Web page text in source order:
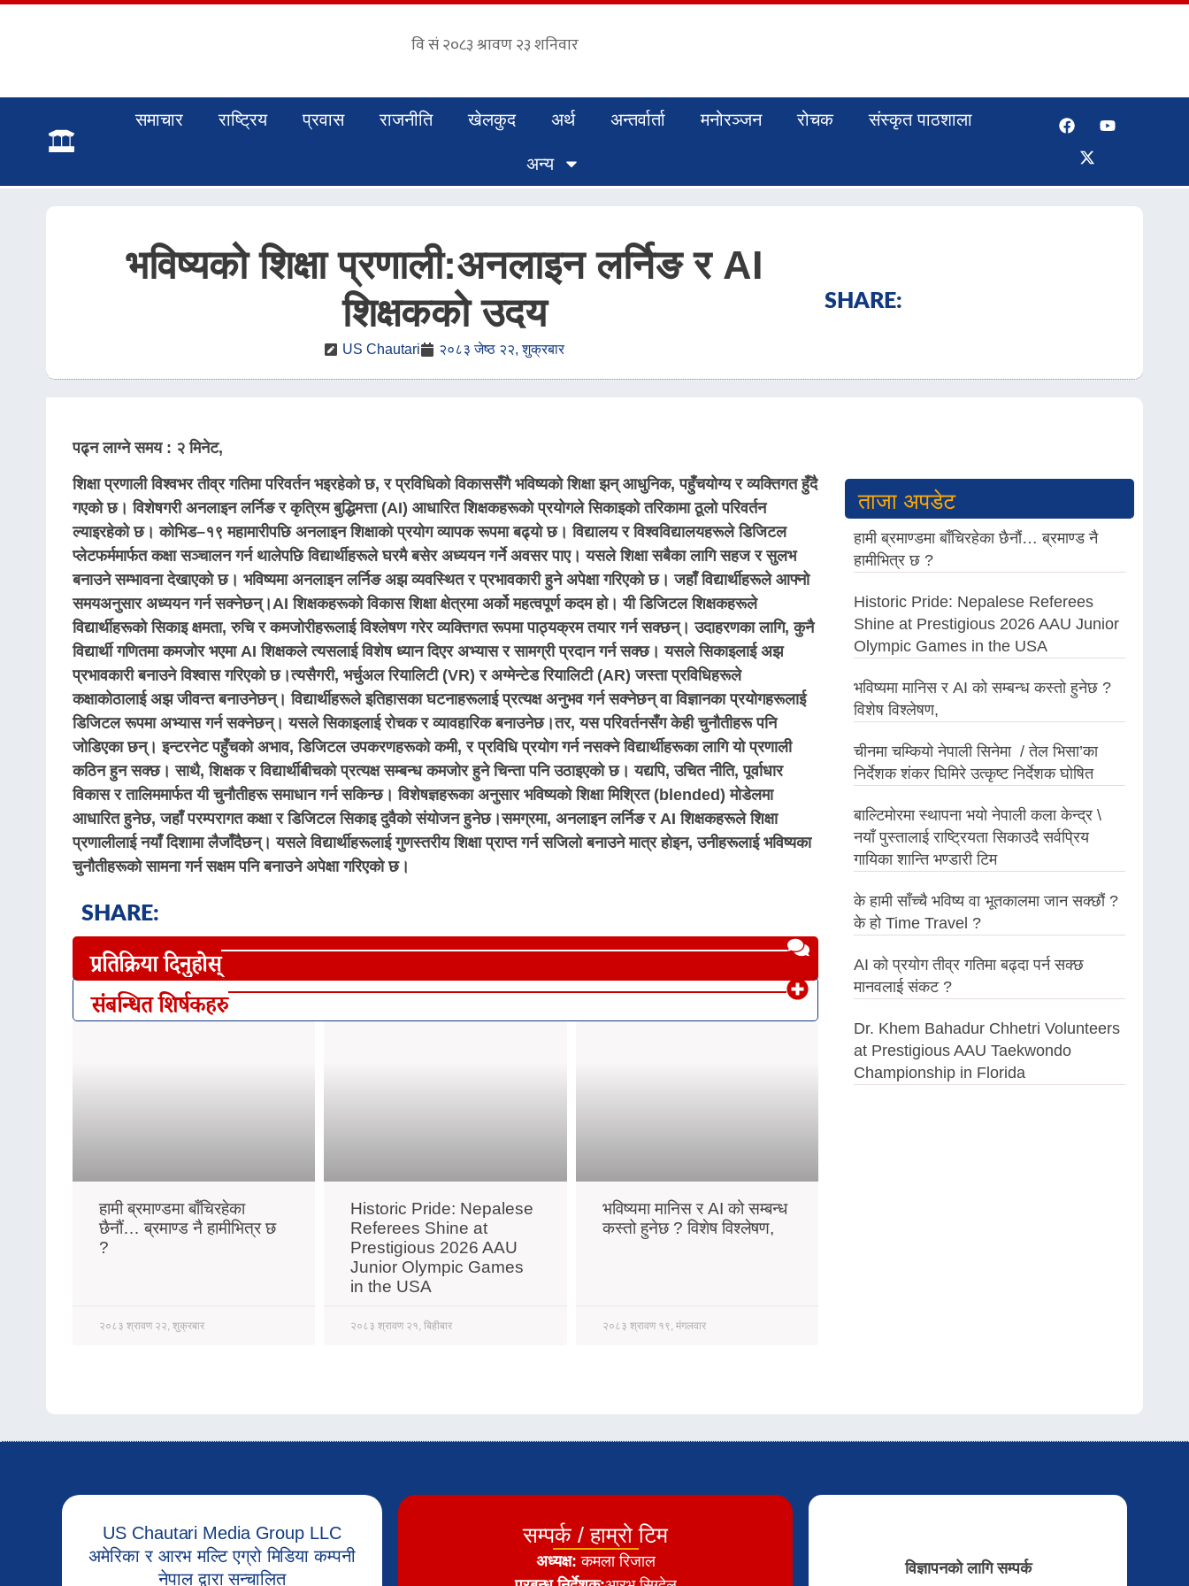
समाचार राष्ट्रिय प्रवास राजनीति खेलकुद अर्थ अन्तर्वार्ता मनोरञ्जन रोचक संस्कृत पाठशाला
अन्य
भविष्यको शिक्षा प्रणाली:अनलाइन लर्निङ र AI
शिक्षकको उदय
US Chautari २०८३ जेष्ठ २२, शुक्रबार
SHARE:
पढ्न लाग्ने समय : २ मिनेट,
शिक्षा प्रणाली विश्वभर तीव्र गतिमा परिवर्तन भइरहेको छ, र प्रविधिको विकाससँगै भविष्यको शिक्षा झन् आधुनिक, पहुँचयोग्य र व्यक्तिगत हुँदै
गएको छ। विशेषगरी अनलाइन लर्निङ र कृत्रिम बुद्धिमत्ता (AI) आधारित शिक्षकहरूको प्रयोगले सिकाइको तरिकामा ठूलो परिवर्तन
ल्याइरहेको छ। कोभिड–१९ महामारीपछि अनलाइन शिक्षाको प्रयोग व्यापक रूपमा बढ्यो छ। विद्यालय र विश्वविद्यालयहरूले डिजिटल
प्लेटफर्ममार्फत कक्षा सञ्चालन गर्न थालेपछि विद्यार्थीहरूले घरमै बसेर अध्ययन गर्ने अवसर पाए। यसले शिक्षा सबैका लागि सहज र सुलभ
बनाउने सम्भावना देखाएको छ। भविष्यमा अनलाइन लर्निङ अझ व्यवस्थित र प्रभावकारी हुने अपेक्षा गरिएको छ। जहाँ विद्यार्थीहरूले आफ्नो
समयअनुसार अध्ययन गर्न सक्नेछन्।AI शिक्षकहरूको विकास शिक्षा क्षेत्रमा अर्को महत्वपूर्ण कदम हो। यी डिजिटल शिक्षकहरूले
विद्यार्थीहरूको सिकाइ क्षमता, रुचि र कमजोरीहरूलाई विश्लेषण गरेर व्यक्तिगत रूपमा पाठ्यक्रम तयार गर्न सक्छन्। उदाहरणका लागि, कुनै
विद्यार्थी गणितमा कमजोर भएमा AI शिक्षकले त्यसलाई विशेष ध्यान दिएर अभ्यास र सामग्री प्रदान गर्न सक्छ। यसले सिकाइलाई अझ
प्रभावकारी बनाउने विश्वास गरिएको छ।त्यसैगरी, भर्चुअल रियालिटी (VR) र अग्मेन्टेड रियालिटी (AR) जस्ता प्रविधिहरूले
कक्षाकोठालाई अझ जीवन्त बनाउनेछन्। विद्यार्थीहरूले इतिहासका घटनाहरूलाई प्रत्यक्ष अनुभव गर्न सक्नेछन् वा विज्ञानका प्रयोगहरूलाई
डिजिटल रूपमा अभ्यास गर्न सक्नेछन्। यसले सिकाइलाई रोचक र व्यावहारिक बनाउनेछ।तर, यस परिवर्तनसँग केही चुनौतीहरू पनि
जोडिएका छन्। इन्टरनेट पहुँचको अभाव, डिजिटल उपकरणहरूको कमी, र प्रविधि प्रयोग गर्न नसक्ने विद्यार्थीहरूका लागि यो प्रणाली
कठिन हुन सक्छ। साथै, शिक्षक र विद्यार्थीबीचको प्रत्यक्ष सम्बन्ध कमजोर हुने चिन्ता पनि उठाइएको छ।यद्यपि, उचित नीति, पूर्वाधार
विकास र तालिममार्फत यी चुनौतीहरू समाधान गर्न सकिन्छ। विशेषज्ञहरूका अनुसार भविष्यको शिक्षा मिश्रित (blended) मोडेलमा
आधारित हुनेछ, जहाँ परम्परागत कक्षा र डिजिटल सिकाइ दुवैको संयोजन हुनेछ।समग्रमा, अनलाइन लर्निङ र AI शिक्षकहरूले शिक्षा
प्रणालीलाई नयाँ दिशामा लैजाँदैछन्। यसले विद्यार्थीहरूलाई गुणस्तरीय शिक्षा प्राप्त गर्न सजिलो बनाउने मात्र होइन, उनीहरूलाई भविष्यका
चुनौतीहरूको सामना गर्न सक्षम पनि बनाउने अपेक्षा गरिएको छ।
SHARE:
प्रतिक्रिया दिनुहोस्
संबन्धित शिर्षकहरु
हामी ब्रमाण्डमा बाँचिरहेका
छैनौं… ब्रमाण्ड नै हामीभित्र छ
?
२०८३ श्रावण २२, शुक्रबार
Historic Pride: Nepalese
Referees Shine at
Prestigious 2026 AAU
Junior Olympic Games
in the USA
२०८३ श्रावण २१, बिहीबार
भविष्यमा मानिस र AI को सम्बन्ध
कस्तो हुनेछ ? विशेष विश्लेषण,
२०८३ श्रावण १९, मंगलवार
ताजा अपडेट
हामी ब्रमाण्डमा बाँचिरहेका छैनौं… ब्रमाण्ड नै
हामीभित्र छ ?
Historic Pride: Nepalese Referees
Shine at Prestigious 2026 AAU Junior
Olympic Games in the USA
भविष्यमा मानिस र AI को सम्बन्ध कस्तो हुनेछ ?
विशेष विश्लेषण,
चीनमा चम्कियो नेपाली सिनेमा / तेल भिसा’का
निर्देशक शंकर घिमिरे उत्कृष्ट निर्देशक घोषित
बाल्टिमोरमा स्थापना भयो नेपाली कला केन्द्र \
नयाँ पुस्तालाई राष्ट्रियता सिकाउदै सर्वप्रिय
गायिका शान्ति भण्डारी टिम
के हामी साँच्चै भविष्य वा भूतकालमा जान सक्छौं ?
के हो Time Travel ?
AI को प्रयोग तीव्र गतिमा बढ्दा पर्न सक्छ
मानवलाई संकट ?
Dr. Khem Bahadur Chhetri Volunteers
at Prestigious AAU Taekwondo
Championship in Florida
US Chautari Media Group LLC
अमेरिका र आरभ मल्टि एग्रो मिडिया कम्पनी
नेपाल द्वारा सन्चालित
सम्पर्क / हाम्रो टिम
अध्यक्ष:कमला रिजाल
विज्ञापनको लागि सम्पर्क